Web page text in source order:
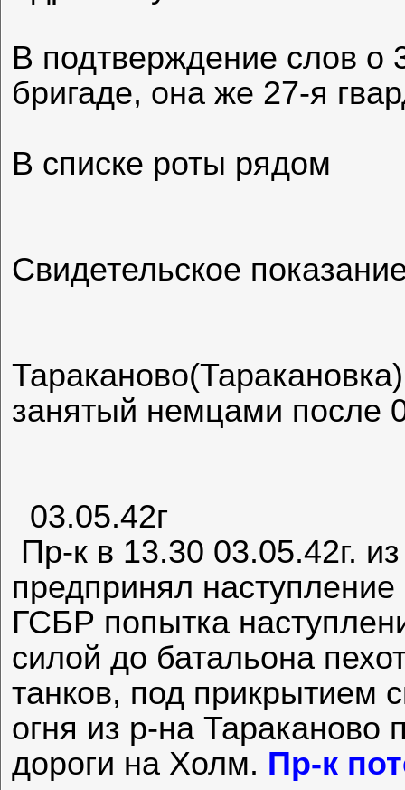
В подтверждение слов о
бригаде, она же 27-я
В списке роты рядом
Свидетельское
занятый немцами после
03.05.42г
Пр-к в 13.30 03.05.42г.
предпринял
ГСБР попытка
силой до батальона
танков, под прикрытием
огня из р-на Тараканово
дороги на Холм. Пр-к